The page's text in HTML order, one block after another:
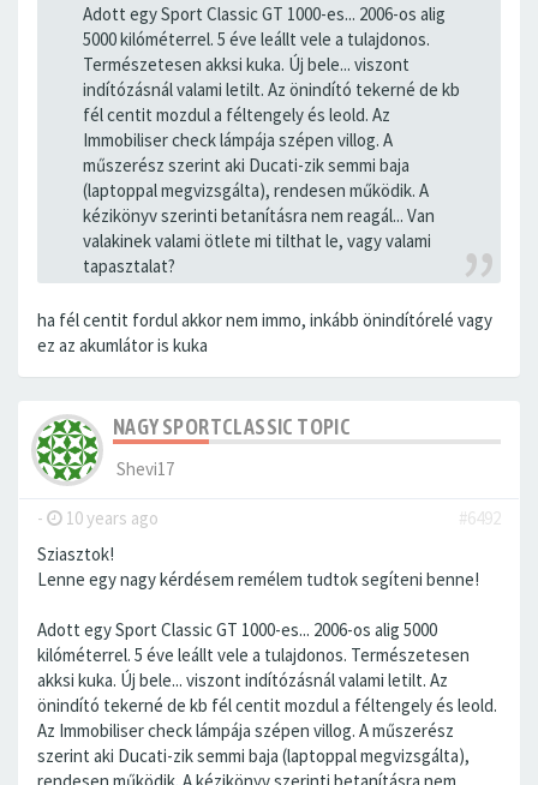
Adott egy Sport Classic GT 1000-es... 2006-os alig
5000 kilóméterrel. 5 éve leállt vele a tulajdonos.
Természetesen akksi kuka. Új bele... viszont
indítózásnál valami letilt. Az önindító tekerné de kb
fél centit mozdul a féltengely és leold. Az
Immobiliser check lámpája szépen villog. A
műszerész szerint aki Ducati-zik semmi baja
(laptoppal megvizsgálta), rendesen működik. A
kézikönyv szerinti betanításra nem reagál... Van
valakinek valami ötlete mi tilthat le, vagy valami
tapasztalat?
ha fél centit fordul akkor nem immo, inkább önindítórelé vagy
ez az akumlátor is kuka
NAGY SPORTCLASSIC TOPIC
Shevi17
- 10 years ago
#6492
Sziasztok!
Lenne egy nagy kérdésem remélem tudtok segíteni benne!
Adott egy Sport Classic GT 1000-es... 2006-os alig 5000
kilóméterrel. 5 éve leállt vele a tulajdonos. Természetesen
akksi kuka. Új bele... viszont indítózásnál valami letilt. Az
önindító tekerné de kb fél centit mozdul a féltengely és leold.
Az Immobiliser check lámpája szépen villog. A műszerész
szerint aki Ducati-zik semmi baja (laptoppal megvizsgálta),